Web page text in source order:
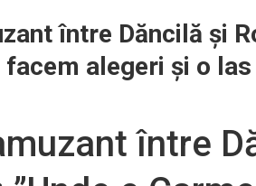
între Dăncilă și
alegeri și o las
între